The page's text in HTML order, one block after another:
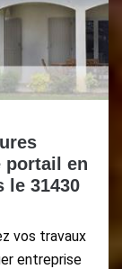
portail en
le 31430
vos travaux
entreprise